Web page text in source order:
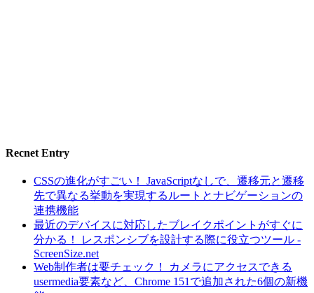
Recnet Entry
CSSの進化がすごい！ JavaScriptなしで、遷移元と遷移
先で異なる挙動を実現するルートとナビゲーションの
連携機能
最近のデバイスに対応したブレイクポイントがすぐに
分かる！ レスポンシブを設計する際に役立つツール -
ScreenSize.net
Web制作者は要チェック！ カメラにアクセスできる
usermedia要素など、Chrome 151で追加された6個の新機